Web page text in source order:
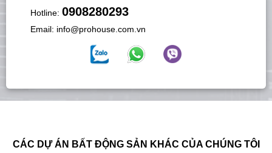
Hotline: 0908280293
Email: info@prohouse.com.vn
CÁC DỰ ÁN BẤT ĐỘNG SẢN KHÁC CỦA CHÚNG TÔI